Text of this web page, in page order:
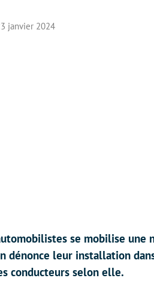
janvier 2024
se mobilise
dénonce leur installation
conducteurs selon elle.